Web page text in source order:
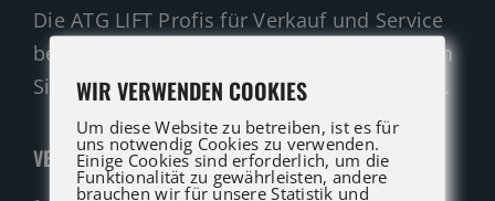
Die ATG LIFT Profis für Verkauf und Service
beraten Sie gerne. Rufen Sie an oder nutzen
Sie unser Kontaktformular für eine Anfrage.
VERKAUF
WIR VERWENDEN COOKIES
Um diese Website zu betreiben, ist es für
uns notwendig Cookies zu verwenden.
Einige Cookies sind erforderlich, um die
Funktionalität zu gewährleisten, andere
brauchen wir für unsere Statistik und